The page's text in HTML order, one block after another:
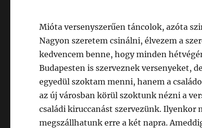
Mióta versenyszerűen táncolok, azóta
Nagyon szeretem csinálni, élvezem a
kedvencem benne, hogy minden
Budapesten is szerveznek versenyeket,
egyedül szoktam menni, hanem a
az új városban körül szoktunk nézni a
családi kiruccanást szervezünk.
megszállhatunk erre a két napra.